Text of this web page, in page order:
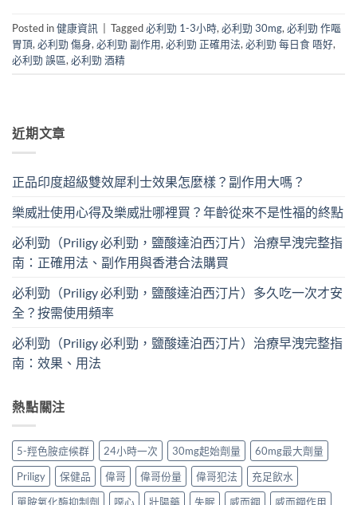
Posted in健康資訊 Tagged必利勁 1-3小時, 必利勁 30mg, 必利勁 作嘔
胃頂, 必利勁 傷身, 必利勁 副作用, 必利勁 正確用法, 必利勁 每日食 唔好,
必利勁 誤區, 必利勁 酒精
近期文章
正品印度超級雙效犀利士效果怎麼樣？副作用大嗎？
樂威壯使用心得及樂威壯哪裡買？年齡從來不是性福的終點
必利勁（Priligy 必利勁，鹽酸達泊西汀片）治療早洩完整指
南：正確用法、副作用與香港合法購買
必利勁（Priligy 必利勁，鹽酸達泊西汀片）多久吃一次才安
全？按需使用頻率
必利勁（Priligy 必利勁，鹽酸達泊西汀片）治療早洩完整指
南：效果、用法
熱點關注
5-羥色胺症候群 24小時一次 30mg起始劑量
60mg最大劑量
Priligy
保健品 偉哥 偉哥份量 偉哥犯法
充足飲水
單胺氧化酶抑制劑
噁心 壯陽藥 失眠 威而鋼 威而鋼作用